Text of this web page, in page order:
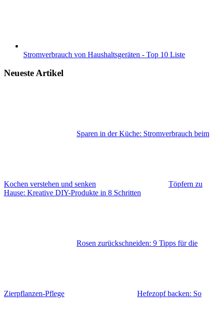
Stromverbrauch von Haushaltsgeräten - Top 10 Liste
Neueste Artikel
Sparen in der Küche: Stromverbrauch beim
Kochen verstehen und senken
Töpfern zu
Hause: Kreative DIY-Produkte in 8 Schritten
Rosen zurückschneiden: 9 Tipps für die
Zierpflanzen-Pflege Hefezopf backen: So